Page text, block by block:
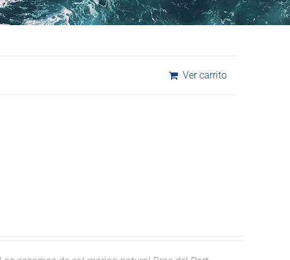
Ver carrito